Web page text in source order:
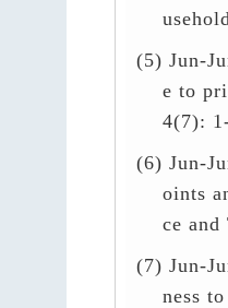
(5) Jun-
e to
4(7):
(6) Jun-
oints
ce
(7) Jun-
ness